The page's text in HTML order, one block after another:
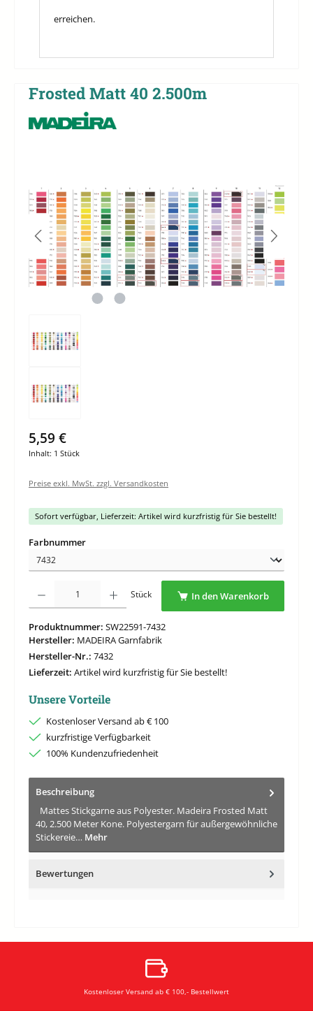
erreichen.
Frosted Matt 40 2.500m
5,59 €
Inhalt: 1 Stück
Preise exkl. MwSt. zzgl. Versandkosten
Sofort verfügbar, Lieferzeit: Artikel wird kurzfristig für Sie bestellt!
Farbnummerauswählen
Produkt Anzahl: Gib den gewünschten Wert ein oder benutze die Schaltflächen um
Stück In den Warenkorb
Produktnummer: SW22591-7432
Hersteller: MADEIRA Garnfabrik
Hersteller-Nr.: 7432
Lieferzeit: Artikel wird kurzfristig für Sie bestellt!
Unsere Vorteile
Kostenloser Versand ab € 100
kurzfristige Verfügbarkeit
100% Kundenzufriedenheit
Beschreibung
Mattes Stickgarne aus Polyester. Madeira Frosted Matt
40, 2.500 Meter Kone. Polyestergarn für außergewöhnliche
Stickereie… Mehr
Bewertungen
Kostenloser Versand ab € 100,- Bestellwert